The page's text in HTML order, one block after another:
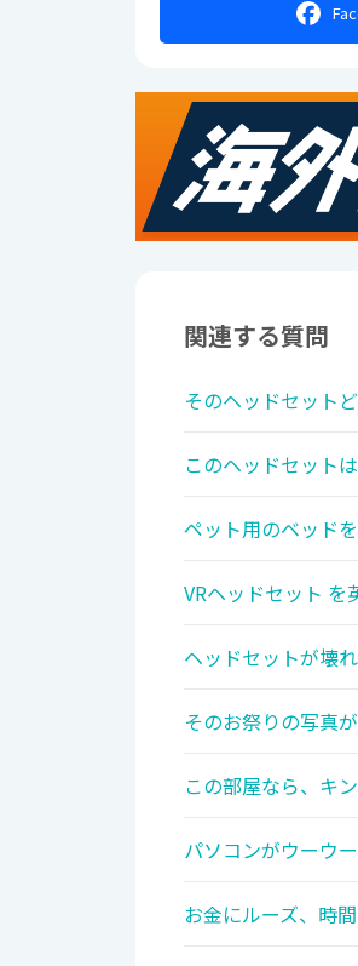
関連する質問
そのヘッドセット
このヘッドセット
ペット用のベッド
VRヘッドセット を
ヘッドセットが壊
そのお祭りの写真
この部屋なら、キ
パソコンがウーウ
お金にルーズ、時